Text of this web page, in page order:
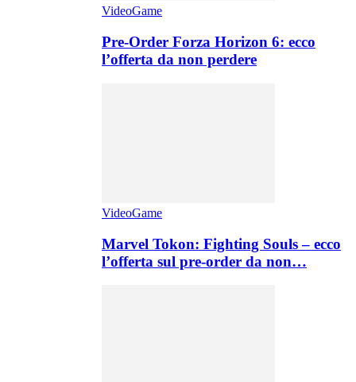
VideoGame
Pre-Order Forza Horizon 6: ecco
l’offerta da non perdere
VideoGame
Marvel Tokon: Fighting Souls – ecco
l’offerta sul pre-order da non…